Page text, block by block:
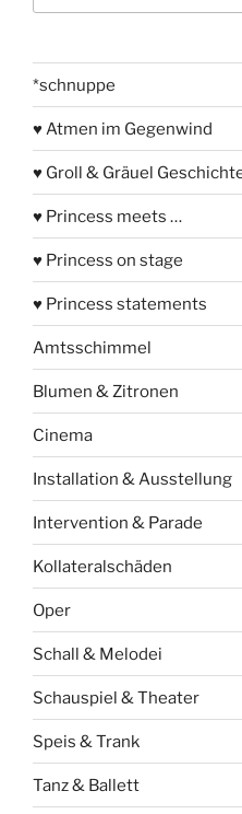
*schnuppe
♥ Atmen im Gegenwind
♥ Groll & Gräuel
♥ Princess meets …
♥ Princess on stage
♥ Princess statements
Amtsschimmel
Blumen & Zitronen
Cinema
Installation & Ausstellung
Intervention & Parade
Kollateralschäden
Oper
Schall & Melodei
Schauspiel & Theater
Speis & Trank
Tanz & Ballett